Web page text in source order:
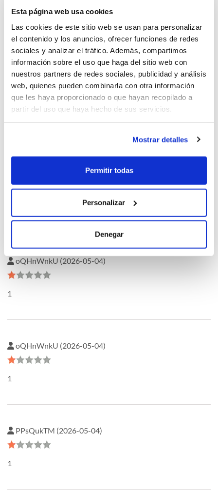
Esta página web usa cookies
Las cookies de este sitio web se usan para personalizar
el contenido y los anuncios, ofrecer funciones de redes
sociales y analizar el tráfico. Además, compartimos
información sobre el uso que haga del sitio web con
nuestros partners de redes sociales, publicidad y análisis
web, quienes pueden combinarla con otra información
que les haya proporcionado o que hayan recopilado a
partir del uso que haya hecho de sus servicios.
Mostrar detalles
Permitir todas
Personalizar
Denegar
oQHnWnkU (2026-05-04)
1
oQHnWnkU (2026-05-04)
1*973*968*0
oQHnWnkU (2026-05-04)
oQHnWnkU (2026-05-04)
1
oQHnWnkU (2026-05-04)
1
PPsQukTM (2026-05-04)
1